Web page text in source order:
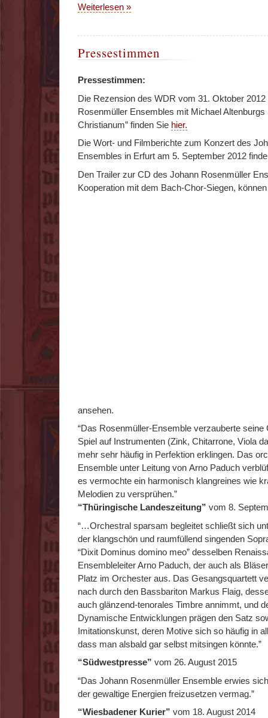
Weiterlesen »
Pressestimmen
Pressestimmen:
Die Rezension des WDR vom 31. Oktober
Rosenmüller Ensembles mit Michael Altenburgs
Christianum” finden Sie hier.
Die Wort- und Filmberichte zum Konzert des
Ensembles in Erfurt am 5. September 2012
Den Trailer zur CD des Johann Rosenmüller
Kooperation mit dem Bach-Chor-Siegen,
ansehen.
“Das Rosenmüller-Ensemble verzauberte
Spiel auf Instrumenten (Zink, Chitarrone, Viola
mehr sehr häufig in Perfektion erklingen. Das
Ensemble unter Leitung von Arno Paduch
es vermochte ein harmonisch klangreines wie
Melodien zu versprühen.”
“Thüringische Landeszeitung” vom 8.
“…Orchestral sparsam begleitet schließt sich
der klangschön und raumfüllend singenden
“Dixit Dominus domino meo” desselben
Ensembleleiter Arno Paduch, der auch als
Platz im Orchester aus. Das Gesangsquartett
nach durch den Bassbariton Markus Flaig,
auch glänzend-tenorales Timbre annimmt, und
Dynamische Entwicklungen prägen den Satz
Imitationskunst, deren Motive sich so häufig in
dass man alsbald gar selbst mitsingen könnte.”
“Südwestpresse” vom 26. August 2015
“Das Johann Rosenmüller Ensemble erwies
der gewaltige Energien freizusetzen vermag.”
“Wiesbadener Kurier” vom 18. August 2014